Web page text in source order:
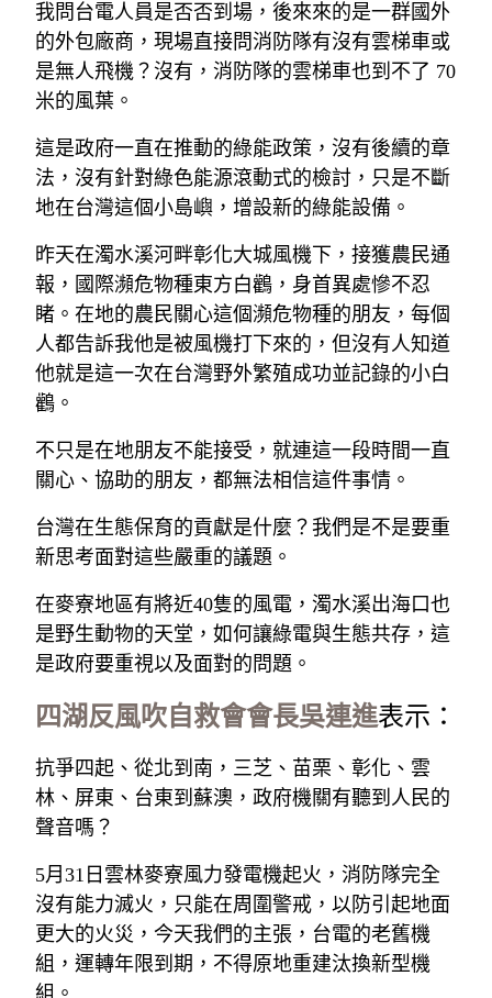
我問台電人員是否否到場，後來來的是一群國外
的外包廠商，現場直接問消防隊有沒有雲梯車或
是無人飛機？沒有，消防隊的雲梯車也到不了 70
米的風葉。
這是政府一直在推動的綠能政策，沒有後續的章
法，沒有針對綠色能源滾動式的檢討，只是不斷
地在台灣這個小島嶼，增設新的綠能設備。
昨天在濁水溪河畔彰化大城風機下，接獲農民通
報，國際瀕危物種東方白鸛，身首異處慘不忍
睹。在地的農民關心這個瀕危物種的朋友，每個
人都告訴我他是被風機打下來的，但沒有人知道
他就是這一次在台灣野外繁殖成功並記錄的小白
鸛。
不只是在地朋友不能接受，就連這一段時間一直
關心、協助的朋友，都無法相信這件事情。
台灣在生態保育的貢獻是什麼？我們是不是要重
新思考面對這些嚴重的議題。
在麥寮地區有將近40隻的風電，濁水溪出海口也
是野生動物的天堂，如何讓綠電與生態共存，這
是政府要重視以及面對的問題。
四湖反風吹自救會會長吳連進表示：
抗爭四起、從北到南，三芝、苗栗、彰化、雲
林、屏東、台東到蘇澳，政府機關有聽到人民的
聲音嗎？
5月31日雲林麥寮風力發電機起火，消防隊完全
沒有能力滅火，只能在周圍警戒，以防引起地面
更大的火災，今天我們的主張，台電的老舊機
組，運轉年限到期，不得原地重建汰換新型機
組。